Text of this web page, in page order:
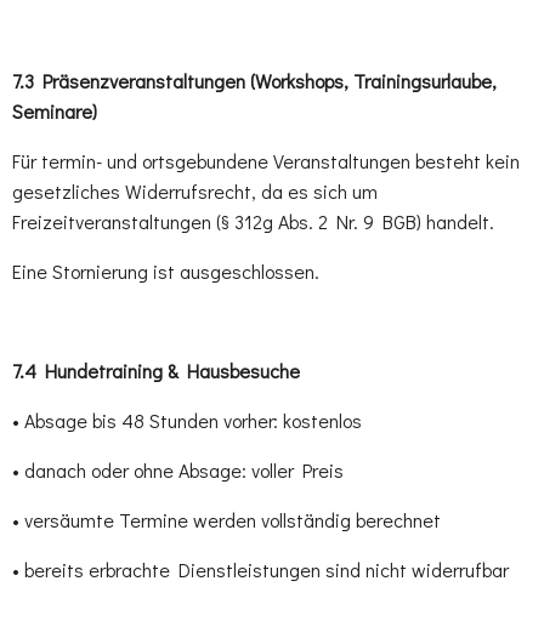
7.3 Präsenzveranstaltungen (Workshops, Trainingsurlaube,
Seminare)
Für termin- und ortsgebundene Veranstaltungen besteht kein
gesetzliches Widerrufsrecht, da es sich um
Freizeitveranstaltungen (§ 312g Abs. 2 Nr. 9 BGB) handelt.
Eine Stornierung ist ausgeschlossen.
7.4 Hundetraining & Hausbesuche
• Absage bis 48 Stunden vorher: kostenlos
• danach oder ohne Absage: voller Preis
• versäumte Termine werden vollständig berechnet
• bereits erbrachte Dienstleistungen sind nicht widerrufbar